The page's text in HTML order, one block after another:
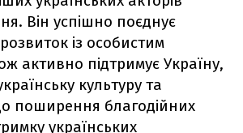
Він успішно поєднує
із особистим
активно підтримує Україну,
культуру та
поширення благодійних
українських